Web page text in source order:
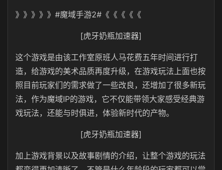
》》》》》#魔域手游2#《《《《《
[虎牙奶瓶加速器]
这个游戏是由该工作室原班人马花费五年时间进行打
造，给游戏的美术品质再度升级，在游戏玩法上面也按
照目前玩家们的需求做了一些改良，还增加了很多新玩
法，作为魔域IP的游戏，它不仅能带领大家感受经典游
戏玩法，还能与时俱进，体验新时代的产物。
[虎牙奶瓶加速器]
加上游戏背景以及故事剧情的介绍，让整个游戏的玩法